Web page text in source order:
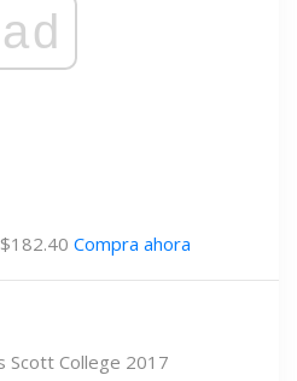
ad
$182.40 Compra ahora